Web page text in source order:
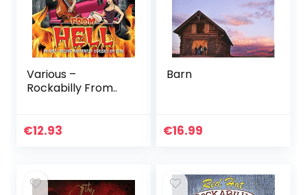
Various –
Rockabilly From..
€12.93
Barn
€16.99